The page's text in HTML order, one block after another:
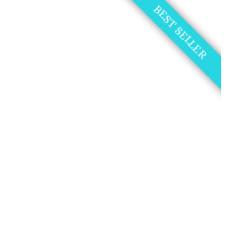
BEST SELLER